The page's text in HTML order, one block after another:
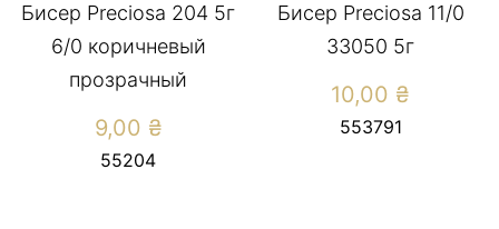
Бисер Preciosa 204 5г
6/0 коричневый
прозрачный
9,00 ₴
55204
Бисер Preciosa 11/0
33050 5г
10,00 ₴
553791